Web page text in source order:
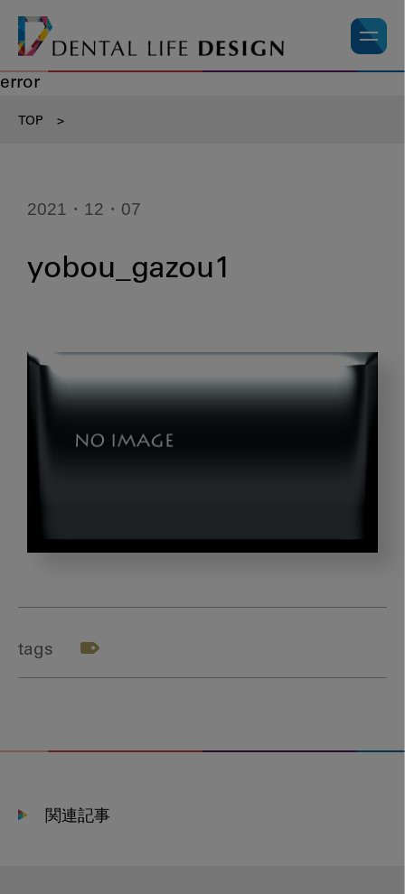
error
TOP >
2021・12・07
yobou_gazou1
tags
関連記事